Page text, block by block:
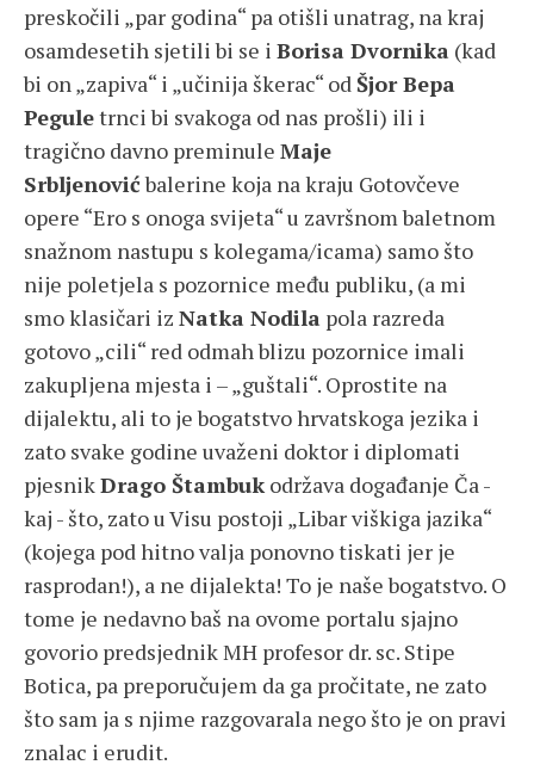
preskočili „par godina“ pa otišli unatrag, na kraj
osamdesetih sjetili bi se i Borisa Dvornika (kad
bi on „zapiva“ i „učinija škerac“ odŠjor Bepa
Peguletrnci bi svakoga od nas prošli) ili i
tragično davno preminule Maje
Srbljenovićbalerine koja na kraju Gotovčeve
opere “Ero s onoga svijeta“ u završnom baletnom
snažnom nastupu s kolegama/icama) samo što
nije poletjela s pozornice među publiku, (a mi
smo klasičari iz Natka Nodila pola razreda
gotovo „cili“ red odmah blizu pozornice imali
zakupljena mjesta i – „guštali“. Oprostite na
dijalektu, ali to je bogatstvo hrvatskoga jezika i
zato svake godine uvaženi doktor i diplomati
pjesnikDrago Štambukodržava događanje Ča -
kaj - što, zato u Visu postoji „Libar viškiga jazika“
(kojega pod hitno valja ponovno tiskati jer je
rasprodan!), a ne dijalekta! To je naše bogatstvo. O
tome je nedavno baš na ovome portalu sjajno
govorio predsjednik MH profesor dr. sc. Stipe
Botica, pa preporučujem da ga pročitate, ne zato
što sam ja s njime razgovarala nego što je on pravi
znalac i erudit.